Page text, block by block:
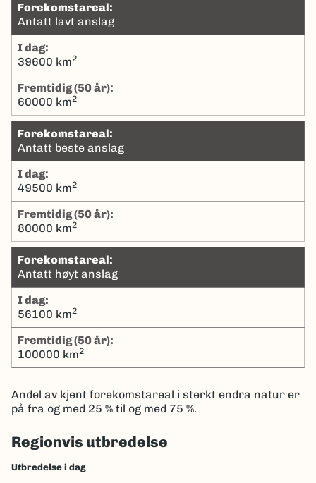
Forekomstareal:
Antatt lavt anslag
I dag:
39600 km2
Fremtidig (50 år):
60000 km2
Forekomstareal:
Antatt beste anslag
I dag:
49500 km2
Fremtidig (50 år):
80000 km2
Forekomstareal:
Antatt høyt anslag
I dag:
56100 km2
Fremtidig (50 år):
100000 km2
Andel av kjent forekomstareal i sterkt endra natur er
på fra og med 25 % til og med 75 %.
Regionvis utbredelse
Utbredelse i dag